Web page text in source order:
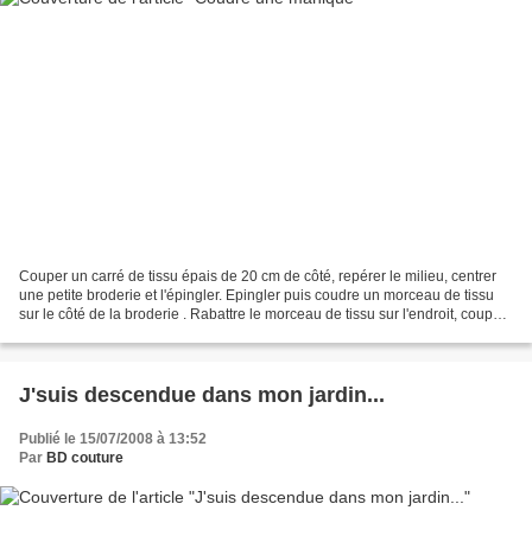
Couper un carré de tissu épais de 20 cm de côté, repérer le milieu, centrer
une petite broderie et l'épingler. Epingler puis coudre un morceau de tissu
sur le côté de la broderie . Rabattre le morceau de tissu sur l'endroit, couper
J'suis descendue dans mon jardin...
Publié le 15/07/2008 à 13:52
Par BD couture